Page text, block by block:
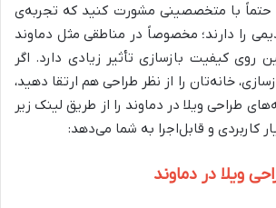
حتماً با متخصصینی مشورت کنید که تجربه‌ی
را دارند؛ مخصوصاً در مناطقی مثل دماوند
روی کیفیت بازسازی تأثیر زیادی دارد. اگر
خانه‌تان را از نظر طراحی هم ارتقا دهید،
طراحی ویلا در دماوند را از طریق لینک زیر
کاربردی و قابل‌اجرا به شما می‌دهد:
ویلا در دماوند